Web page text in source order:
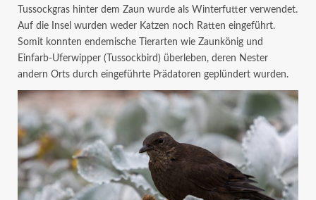
Tussockgras hinter dem Zaun wurde als Winterfutter verwendet.
Auf die Insel wurden weder Katzen noch Ratten eingeführt.
Somit konnten endemische Tierarten wie Zaunkönig und
Einfarb-Uferwipper (Tussockbird) überleben, deren Nester
andern Orts durch eingeführte Prädatoren geplündert wurden.